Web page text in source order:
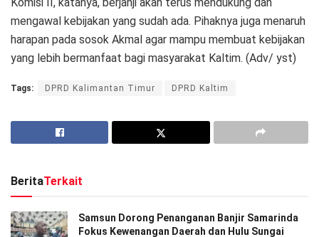
mengawal kebijakan yang sudah ada. Pihaknya juga menaruh
harapan pada sosok Akmal agar mampu membuat kebijakan
yang lebih bermanfaat bagi masyarakat Kaltim. (Adv/ yst)
Tags: DPRD Kalimantan Timur DPRD Kaltim
BeritaTerkait
Samsun Dorong Penanganan Banjir Samarinda
Fokus Kewenangan Daerah dan Hulu Sungai